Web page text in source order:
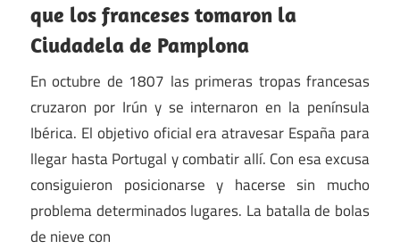
que los franceses tomaron la
Ciudadela de Pamplona
En octubre de 1807 las primeras tropas francesas
cruzaron por Irún y se internaron en la península
Ibérica. El objetivo oficial era atravesar España para
llegar hasta Portugal y combatir allí. Con esa excusa
consiguieron posicionarse y hacerse sin mucho
problema determinados lugares. La batalla de bolas
de nieve con